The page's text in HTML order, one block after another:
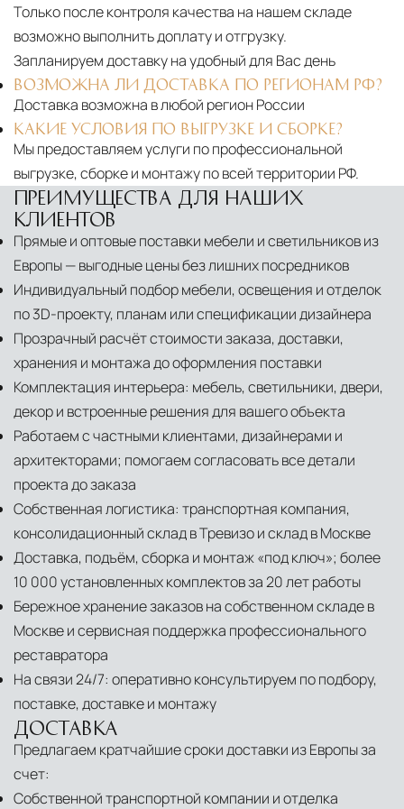
Только после контроля качества на нашем складе
возможно выполнить доплату и отгрузку.
Запланируем доставку на удобный для Вас день
ВОЗМОЖНА ЛИ ДОСТАВКА ПО РЕГИОНАМ РФ?
Доставка возможна в любой регион России
КАКИЕ УСЛОВИЯ ПО ВЫГРУЗКЕ И СБОРКЕ?
Мы предоставляем услуги по профессиональной
выгрузке, сборке и монтажу по всей территории РФ.
ПРЕИМУЩЕСТВА ДЛЯ НАШИХ
КЛИЕНТОВ
Прямые и оптовые поставки мебели и светильников из
Европы — выгодные цены без лишних посредников
Индивидуальный подбор мебели, освещения и отделок
по 3D-проекту, планам или спецификации дизайнера
Прозрачный расчёт стоимости заказа, доставки,
хранения и монтажа до оформления поставки
Комплектация интерьера: мебель, светильники, двери,
декор и встроенные решения для вашего объекта
Работаем с частными клиентами, дизайнерами и
архитекторами; помогаем согласовать все детали
проекта до заказа
Собственная логистика: транспортная компания,
консолидационный склад в Тревизо и склад в Москве
Доставка, подъём, сборка и монтаж «под ключ»; более
10 000 установленных комплектов за 20 лет работы
Бережное хранение заказов на собственном складе в
Москве и сервисная поддержка профессионального
реставратора
На связи 24/7: оперативно консультируем по подбору,
поставке, доставке и монтажу
ДОСТАВКА
Предлагаем кратчайшие сроки доставки из Европы за
счет:
Собственной транспортной компании и отделка